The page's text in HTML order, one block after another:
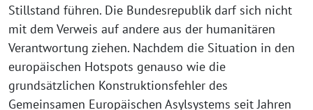
Stillstand führen. Die Bundesrepublik darf sich nicht
mit dem Verweis auf andere aus der humanitären
Verantwortung ziehen. Nachdem die Situation in den
europäischen Hotspots genauso wie die
grundsätzlichen Konstruktionsfehler des
Gemeinsamen Europäischen Asylsystems seit Jahren